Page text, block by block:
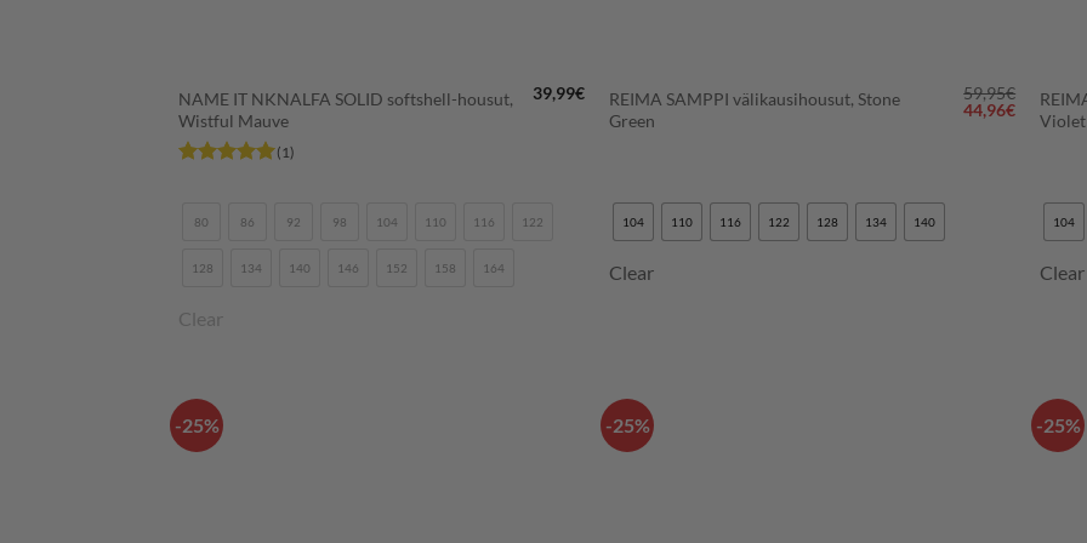
NAME IT NKNALFA SOLID softshell-housut,
Wistful Mauve
/ 5
(1)
39,99€
80 86 92 98 104 110 116 122
128 134 140 146 152 158 164
Clear
REIMA SAMPPI välikausihousut, Stone
Green
59,95€
Alkuperäinen
hinta
44,96€Nykyinen
hinta
104 110 116 122 128 134 140
Clear
Violet
104
Clear
-25% -25% -25%